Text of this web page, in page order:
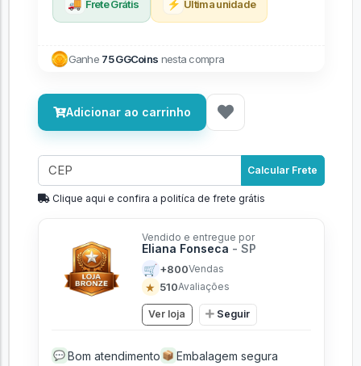
🚚 Frete Grátis ⚡ Última unidade
Ganhe 75 GGCoins nesta compra
Adicionar ao carrinho
Calcular Frete
Clique aqui e confira a politíca de frete grátis
Vendido e entregue por
Eliana Fonseca - SP
🛒 +800Vendas
★ 510Avaliações
Ver loja Seguir
💬 Bom atendimento 📦 Embalagem segura